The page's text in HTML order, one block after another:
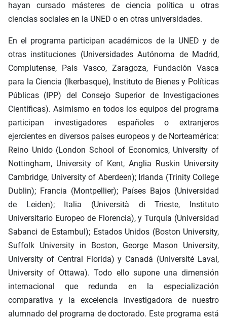
hayan cursado másteres de ciencia política u otras
ciencias sociales en la UNED o en otras universidades.
En el programa participan académicos de la UNED y de
otras instituciones (Universidades Autónoma de Madrid,
Complutense, País Vasco, Zaragoza, Fundación Vasca
para la Ciencia (Ikerbasque), Instituto de Bienes y Políticas
Públicas (IPP) del Consejo Superior de Investigaciones
Científicas). Asimismo en todos los equipos del programa
participan investigadores españoles o extranjeros
ejercientes en diversos países europeos y de Norteamérica:
Reino Unido (London School of Economics, University of
Nottingham, University of Kent, Anglia Ruskin University
Cambridge, University of Aberdeen); Irlanda (Trinity College
Dublin); Francia (Montpellier); Países Bajos (Universidad
de Leiden); Italia (Università di Trieste, Instituto
Universitario Europeo de Florencia), y Turquía (Universidad
Sabanci de Estambul); Estados Unidos (Boston University,
Suffolk University in Boston, George Mason University,
University of Central Florida) y Canadá (Université Laval,
University of Ottawa). Todo ello supone una dimensión
internacional que redunda en la especialización
comparativa y la excelencia investigadora de nuestro
alumnado del programa de doctorado. Este programa está